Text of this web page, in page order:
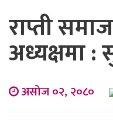
राप्ती
अध्यक्षमा
असोज ०२, २०८०